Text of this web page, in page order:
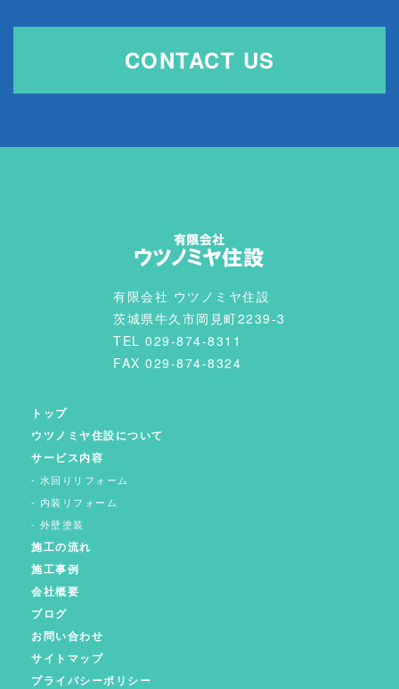
CONTACT US
有限会社 ウツノミヤ住設
茨城県牛久市岡見町2239-3
TEL 029-874-8311
FAX 029-874-8324
トップ
ウツノミヤ住設について
サービス内容
水回りリフォーム
内装リフォーム
外壁塗装
施工の流れ
施工事例
会社概要
ブログ
お問い合わせ
サイトマップ
プライバシーポリシー